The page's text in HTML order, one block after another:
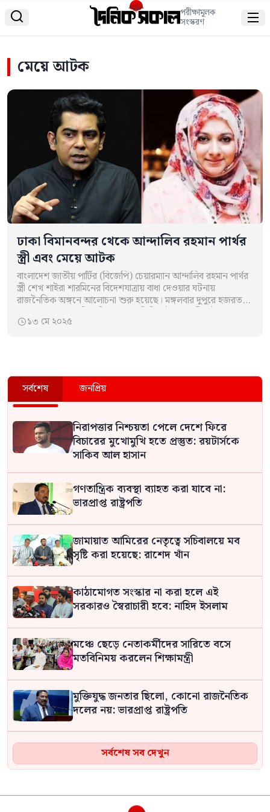
 পরীক্ষামূলক
সংস্করণ 
মেয়ে আটক
ঢাকা বিমানবন্দর থেকে আন্দালিব রহমান পার্থর
স্ত্রী এবং মেয়ে আটক
বাংলাদেশ জাতীয় পার্টির (বিজেপি) চেয়ারম্যান আন্দালিব রহমান পার্থর
স্ত্রী শেখ শাইরা শারমিনের বিদেশযাত্রায় বাধা দেওয়ার ঘটনায়
রাজনৈতিক অঙ্গনে আলোচনা শুরু হয়েছে। মঙ্গলবার দুপুরে হজরত
১৩ মে ২০২৫
সর্বশেষ জনপ্রিয়
নিরাপত্তার নিশ্চয়তা পেলে দেশে ফিরে
বিচারের মুখোমুখি হতে প্রস্তুত: রয়টার্সকে
সাকিব আল হাসান
গণতান্ত্রিক ব্যবস্থা ব্যাহত করা যাবে না:
ভারপ্রাপ্ত রাষ্ট্রপতি
জামায়াত আমিরের নেতৃত্বে সচিবালয়ে মব
সৃষ্টি করা হয়েছে: রাশেদ খাঁন
কাঠামোগত সংস্কার না করা হলে এই
সরকারও স্বৈরাচারী হবে: নাহিদ ইসলাম
মঞ্চে ছেড়ে নেতাকর্মীদের সারিতে বসে
মতবিনিময় করলেন শিক্ষামন্ত্রী
মুক্তিযুদ্ধ জনতার ছিলো, কোনো রাজনৈতিক
দলের নয়: ভারপ্রাপ্ত রাষ্ট্রপতি
ফাঁসির দণ্ডপ্রাপ্ত শেখ হাসিনাকে ইন্টারপোলের
মাধ্যমে রেড নোটিশ জারি করে ফিরিয়ে
সর্বশেষ সব দেখুন